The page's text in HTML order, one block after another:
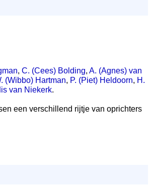
, C. (Cees) Bolding, A. (Agnes) van
(Wibbo) Hartman, P. (Piet) Heldoorn, H.
van Niekerk.
een verschillend rijtje van oprichters